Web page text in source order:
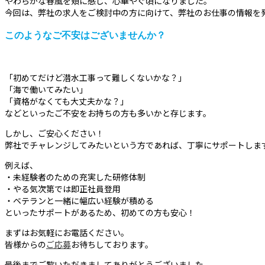
今回は、弊社の求人をご検討中の方に向けて、弊社のお仕事の情報を
このようなご不安はございませんか？
「初めてだけど潜水工事って難しくないかな？」
「海で働いてみたい」
「資格がなくても大丈夫かな？」
などといったご不安をお持ちの方も多いかと存じます。
しかし、ご安心ください！
弊社でチャレンジしてみたいという方であれば、丁寧にサポートしま
例えば、
・未経験者のための充実した研修体制
・やる気次第では即正社員登用
・ベテランと一緒に幅広い経験が積める
といったサポートがあるため、初めての方も安心！
まずはお気軽にお電話ください。
皆様からのご応募お待ちしております。